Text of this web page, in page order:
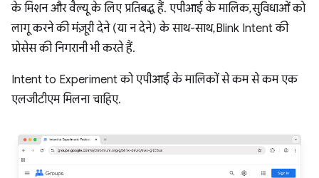
के मिशन और वैल्यू के लिए प्रतिबद्ध हैं. एपीआई के मालिक, सुविधाओं को
लागू करने की मंज़ूरी देने (या न देने) के साथ-साथ, Blink Intent की
प्रोसेस की निगरानी भी करते हैं.
Intent to Experiment को एपीआई के मालिकों से कम से कम एक
एलजीटीएम मिलना चाहिए.